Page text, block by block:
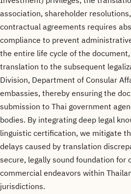
association, shareholder
contractual agreements requires
compliance to prevent
the entire life cycle of the
translation to the subsequent
Division, Department of Consular
embassies, thereby ensuring the
submission to Thai government
bodies. By integrating deep legal
linguistic certification, we mitigate
delays caused by translation
secure, legally sound foundation for
commercial endeavors within
jurisdictions.